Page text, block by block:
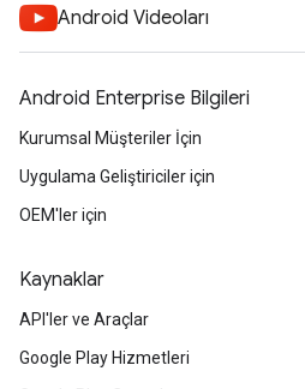
Android Videoları
Android Enterprise Bilgileri
Kurumsal Müşteriler İçin
Uygulama Geliştiriciler için
OEM'ler için
Kaynaklar
API'ler ve Araçlar
Google Play Hizmetleri